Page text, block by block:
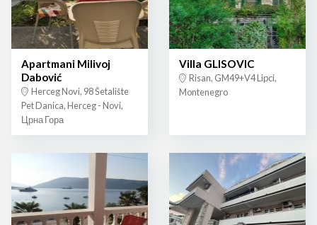
Apartmani Milivoj
Dabović
Herceg Novi, 98 Šetalište
Pet Danica, Herceg - Novi,
Црна Гора
Villa GLISOVIC
Risan, GM49+V4 Lipci,
Montenegro